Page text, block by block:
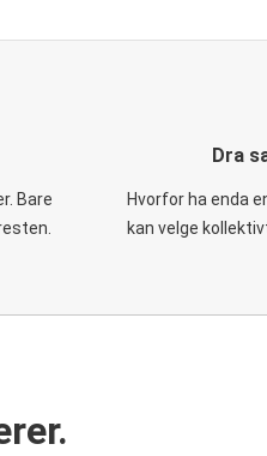
Bare
Dra
Hvorfor ha enda
kan velge